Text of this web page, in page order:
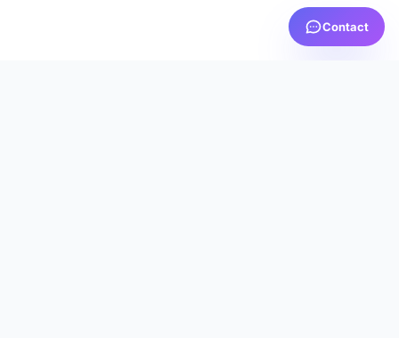
Contact